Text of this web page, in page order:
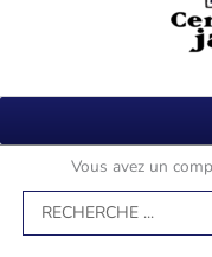
Vous avez un
Search